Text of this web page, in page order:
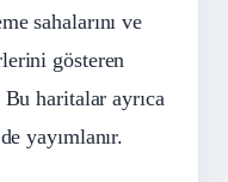
sahalarını ve
gösteren
haritalar ayrıca
yayımlanır.